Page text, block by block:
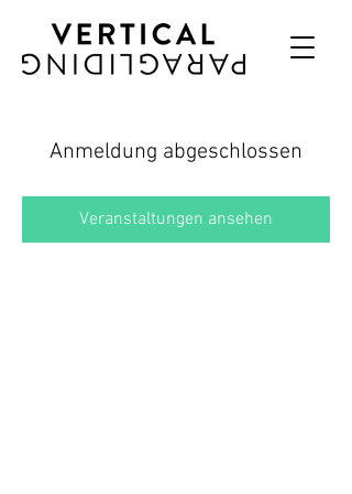
Anmeldung abgeschlossen
Veranstaltungen ansehen